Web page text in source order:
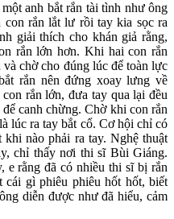
anh bắt rắn tài tình như ông
con rắn lắt lư rồi tay kia sọc ra
giải thích cho khán giả rằng,
rắn lớn hơn. Khi hai con rắn
chờ cho đúng lúc để toàn lực
rắn nên đứng xoay lưng về
rắn lớn, đưa tay qua lại đều
canh chừng. Chờ khi con rắn
lúc ra tay bắt cổ. Cơ hội chỉ có
khi nào phải ra tay. Nghệ thuật
chỉ thấy nơi thi sĩ Bùi Giáng.
rằng đã có nhiều thi sĩ bị rắn
cái gì phiêu phiêu hốt hốt, biết
diễn được như đã hiểu, cảm